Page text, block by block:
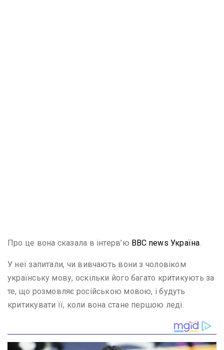
Про це вона сказала в інтерв’ю BBC news Україна.
У неї запитали, чи вивчають вони з чоловіком
українську мову, оскільки його багато критикують за
те, що розмовляє російською мовою, і будуть
критикувати її, коли вона стане першою леді.